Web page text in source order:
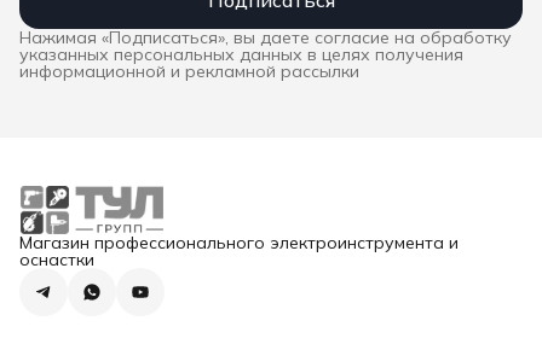
Нажимая «Подписаться», вы даете согласие на обработку
указанных персональных данных в целях получения
информационной и рекламной рассылки
Магазин профессионального электроинструмента и
оснастки